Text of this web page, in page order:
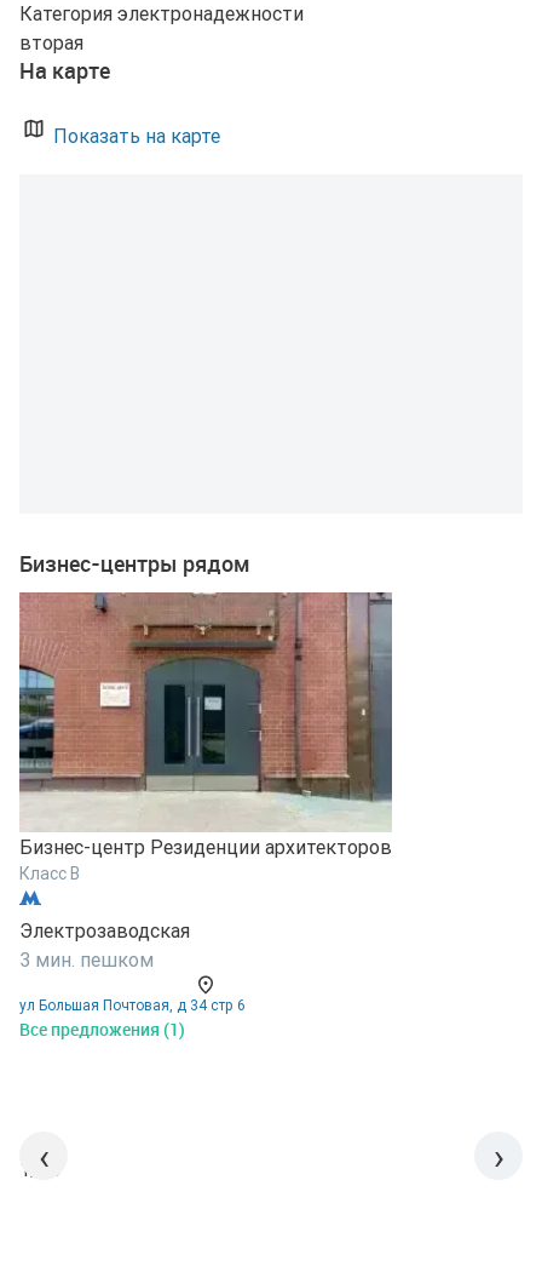
Категория электронадежности
вторая
На карте
Показать на карте
Бизнес-центры рядом
Бизнес-центр Резиденции архитекторов
Класс B
Электрозаводская
3 мин. пешком
ул Большая Почтовая, д 34 стр 6
Все предложения (1)
‹ ›
1/15